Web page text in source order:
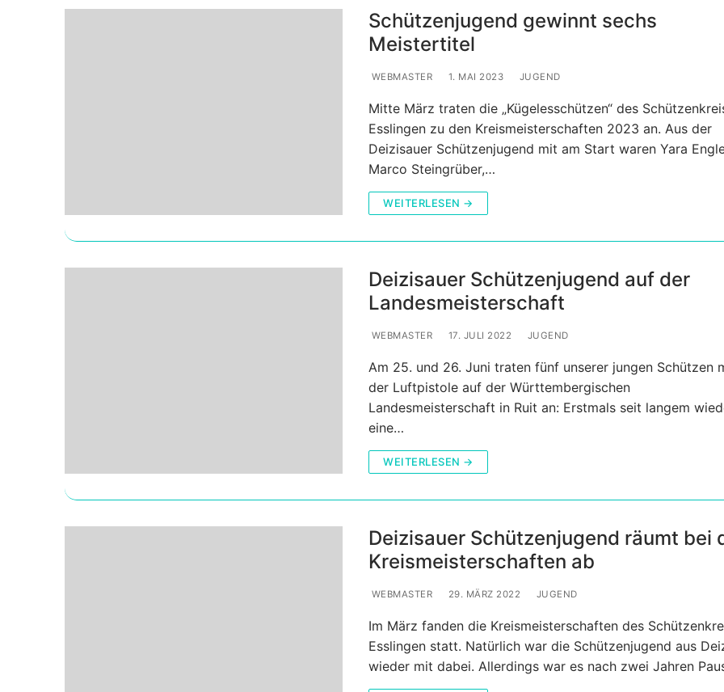
Schützenjugend gewinnt sechs
Meistertitel
WEBMASTER 1. MAI 2023 JUGEND
Mitte März traten die „Kügelesschützen“ des
Esslingen zu den Kreismeisterschaften 2023 an. Aus der
Deizisauer Schützenjugend mit am Start waren Yara
Marco Steingrüber,…
WEITERLESEN →
Deizisauer Schützenjugend auf der
Landesmeisterschaft
WEBMASTER 17. JULI 2022 JUGEND
Am 25. und 26. Juni traten fünf unserer jungen Schützen
der Luftpistole auf der Württembergischen
Landesmeisterschaft in Ruit an: Erstmals seit langem
eine…
WEITERLESEN →
Deizisauer Schützenjugend räumt bei
Kreismeisterschaften ab
WEBMASTER 29. MÄRZ 2022 JUGEND
Im März fanden die Kreismeisterschaften des
Esslingen statt. Natürlich war die Schützenjugend aus
wieder mit dabei. Allerdings war es nach zwei Jahren